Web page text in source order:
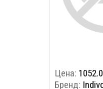
Цена:
Бренд: